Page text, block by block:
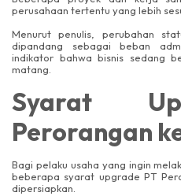
perusahaan tertentu yang lebih
Menurut penulis, perubahan
dipandang sebagai beban
indikator bahwa bisnis sedang
matang.
Syarat
Perorangan
Bagi pelaku usaha yang ingin
beberapa syarat upgrade PT
dipersiapkan.